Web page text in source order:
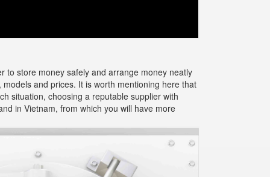
to store money safely and arrange money neatly
and prices. It is worth mentioning here that
situation, choosing a reputable supplier with
in Vietnam, from which you will have more